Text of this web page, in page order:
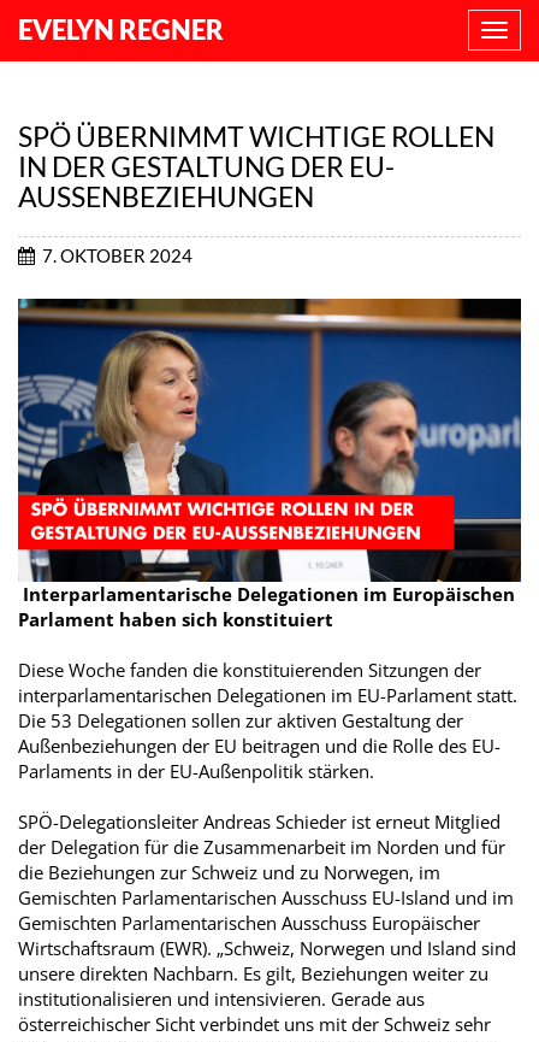
EVELYN REGNER
SPÖ ÜBERNIMMT WICHTIGE ROLLEN
IN DER GESTALTUNG DER EU-
AUSSENBEZIEHUNGEN
7. OKTOBER 2024
Interparlamentarische Delegationen im Europäischen
Parlament haben sich konstituiert
Diese Woche fanden die konstituierenden Sitzungen der
interparlamentarischen Delegationen im EU-Parlament statt.
Die 53 Delegationen sollen zur aktiven Gestaltung der
Außenbeziehungen der EU beitragen und die Rolle des EU-
Parlaments in der EU-Außenpolitik stärken.
SPÖ-Delegationsleiter Andreas Schieder ist erneut Mitglied
der Delegation für die Zusammenarbeit im Norden und für
die Beziehungen zur Schweiz und zu Norwegen, im
Gemischten Parlamentarischen Ausschuss EU-Island und im
Gemischten Parlamentarischen Ausschuss Europäischer
Wirtschaftsraum (EWR). „Schweiz, Norwegen und Island sind
unsere direkten Nachbarn. Es gilt, Beziehungen weiter zu
institutionalisieren und intensivieren. Gerade aus
österreichischer Sicht verbindet uns mit der Schweiz sehr